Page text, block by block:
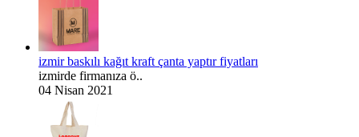
izmir baskılı kağıt kraft çanta yaptır fiyatları
izmirde firmanıza ö..
04 Nisan 2021